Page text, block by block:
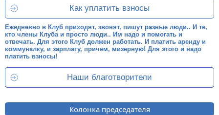
Как уплатить взносы
Ежедневно в Клуб приходят, звонят, пишут разные люди.. И те,
кто члены Клуба и просто люди.. Им надо и помогать и
отвечать. Для этого Клуб должен работать. И платить аренду и
коммуналку, и зарплату, причем, мизерную! Для этого и надо
платить взносы!
Наши благотворители
Колонка председателя